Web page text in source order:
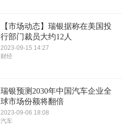
【市场动态】瑞银据称在美国投
行部门裁员大约12人
2023-09-15 14:27
财经
瑞银预测2030年中国汽车企业全
球市场份额将翻倍
2023-09-06 18:08
汽车